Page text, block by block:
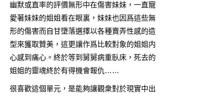
幽默或直率的評價無形中在傷害妹妹，一直寵
愛著妹妹的姐姐看在眼裏，妹妹也因爲這些無
形的傷害而自甘墮落選擇以各種賣弄性感的造
型來獲取贊美，這更讓作爲比較對象的姐姐内
心感到痛心。終於等到舅舅病重臥床，死去的
姐姐的靈魂終於有得機會報仇……
很喜歡這個單元，是能夠讓觀衆對於現實中出